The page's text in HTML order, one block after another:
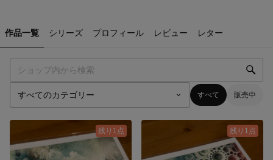
作品一覧 シリーズ プロフィール レビュー レター
すべて 販売中
残り1点 残り1点